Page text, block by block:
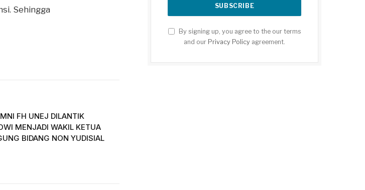
Sehingga
FH UNEJ DILANTIK
MENJADI WAKIL KETUA
BIDANG NON YUDISIAL
By signing up, you agree to the our terms
and our Privacy Policy agreement.